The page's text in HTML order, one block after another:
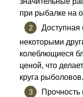
при рыбалке на
Доступная
некоторыми
колеблющиеся
ценой, что
круга рыболовов.